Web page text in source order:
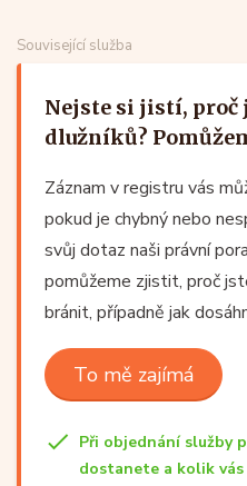
Související služba
Nejste si jistí, proč
dlužníků?
Záznam v registru vás
pokud je chybný nebo
svůj dotaz naši právní
pomůžeme zjistit, proč
bránit, případně jak
To mě zajímá
Při objednání služby
dostanete a kolik